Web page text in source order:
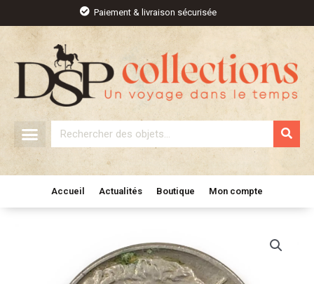
contenu
Paiement & livraison sécurisée
Rechercher
Accueil Actualités Boutique Mon compte